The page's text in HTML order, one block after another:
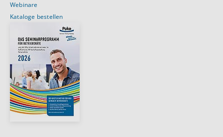
Webinare
Kataloge bestellen